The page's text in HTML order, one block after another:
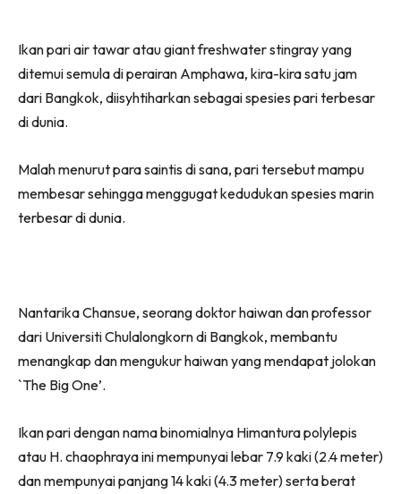
(Twitter)
Ikan pari air tawar atau giant freshwater stingray yang
ditemui semula di perairan Amphawa, kira-kira satu jam
dari Bangkok, diisyhtiharkan sebagai spesies pari terbesar
di dunia.
Malah menurut para saintis di sana, pari tersebut mampu
membesar sehingga menggugat kedudukan spesies marin
terbesar di dunia.
Nantarika Chansue, seorang doktor haiwan dan professor
dari Universiti Chulalongkorn di Bangkok, membantu
menangkap dan mengukur haiwan yang mendapat jolokan
`The Big One’.
Ikan pari dengan nama binomialnya Himantura polylepis
atau H. chaophraya ini mempunyai lebar 7.9 kaki (2.4 meter)
dan mempunyai panjang 14 kaki (4.3 meter) serta berat